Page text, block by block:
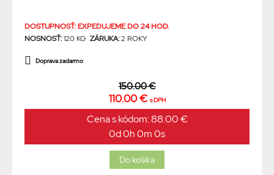
DOSTUPNOSŤ: EXPEDUJEME DO 24 HOD.
NOSNOSŤ:120 KG ZÁRUKA:2 ROKY
Doprava zadarmo
150.00 €
110.00 € s DPH
Cena s kódom: 88.00 €
0d 0h 0m 0s